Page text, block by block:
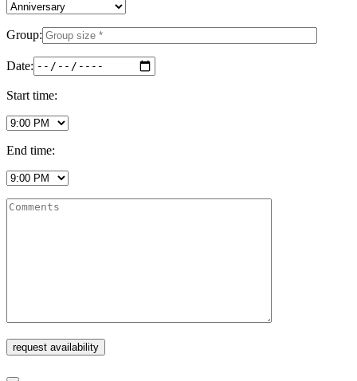
Group:
Date:
Start time:
End time: